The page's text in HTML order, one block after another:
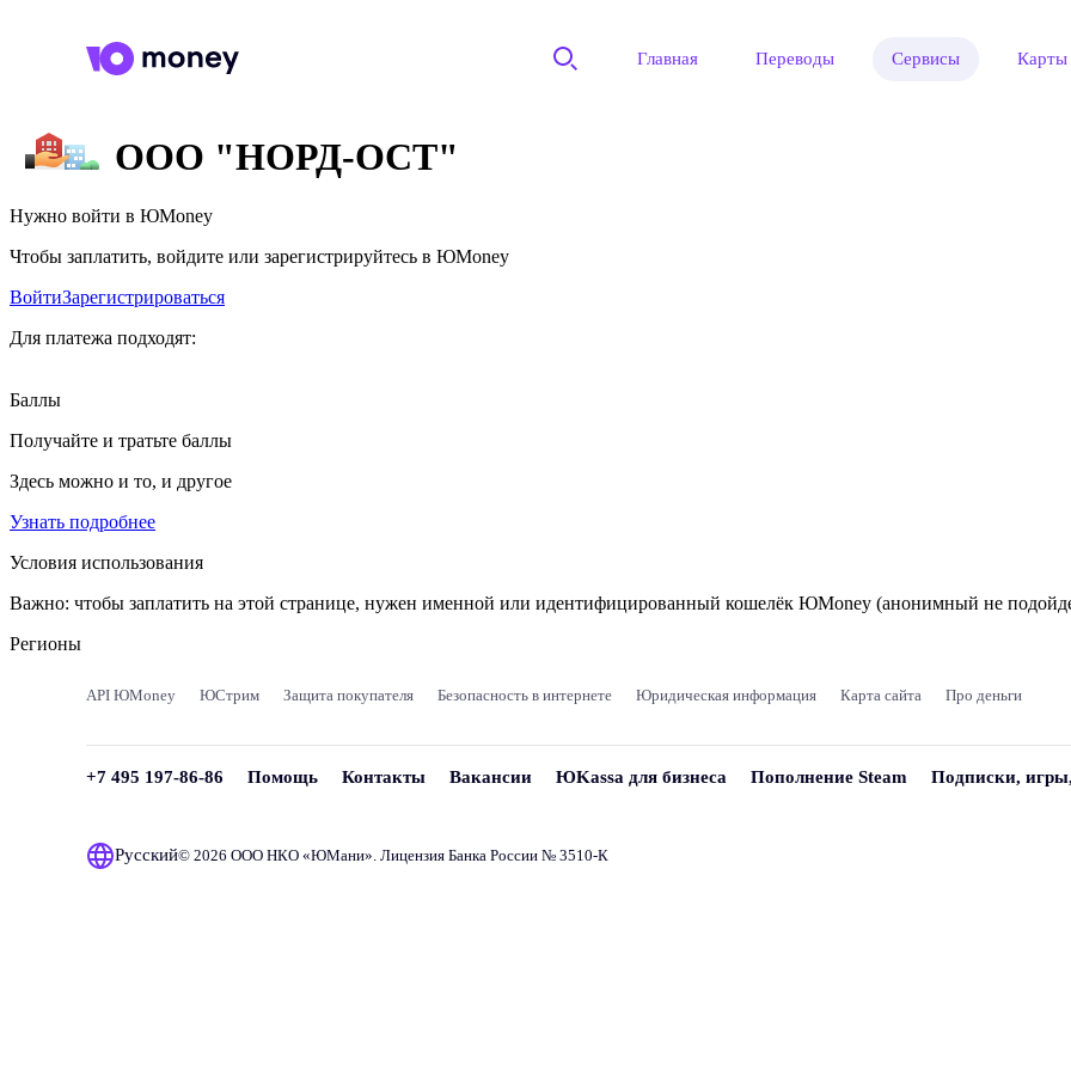
Главная Переводы Сервисы Карты
ООО "НОРД-ОСТ"
Нужно войти в ЮMoney
Чтобы заплатить, войдите или зарегистрируйтесь в ЮMoney
ВойтиЗарегистрироваться
Для платежа подходят:
Баллы
Получайте и тратьте баллы
Здесь можно и то, и другое
Узнать подробнее
Условия использования
Важно: чтобы заплатить на этой странице, нужен именной или идентифицированный кошелёк ЮMoney (анонимный не
Регионы
API ЮMoney ЮСтрим Защита покупателя Безопасность в интернете Юридическая информация Карта сайта Про деньги
+7 495 197-86-86 Помощь Контакты Вакансии ЮKassa для бизнеса Пополнение Steam Подписки,
Русский© 2026 ООО НКО «ЮМани». Лицензия Банка России № 3510‑К